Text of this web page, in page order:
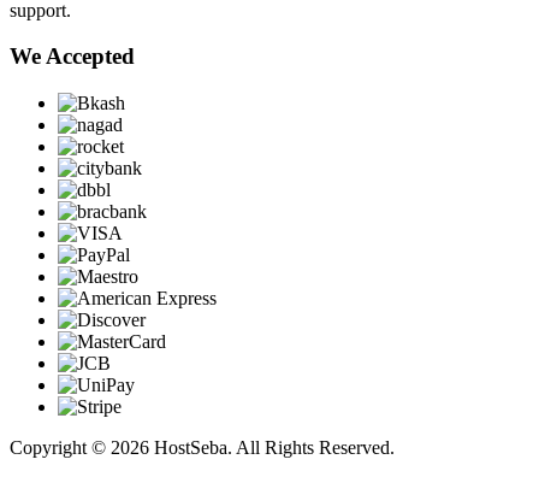
support.
We Accepted
Copyright © 2026 HostSeba. All Rights Reserved.